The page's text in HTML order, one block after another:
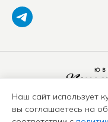
Политика
Наш сайт использует
вы соглашаетесь на